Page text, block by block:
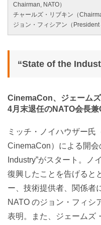
Chairman, NATO）
チャールズ・リブキン（
ジョン・フィシアン（President
“State of the
CinemaCon、ジェーム
4月末退任のNATO会長
ミッチ・ノイハウザー氏
CinemaCon）による開会
Industry”がスタート。ノ
復興したことを告げると
ー、技術提供者、関係者
NATO のジョン・フィシ
表明。また、ジェームズ